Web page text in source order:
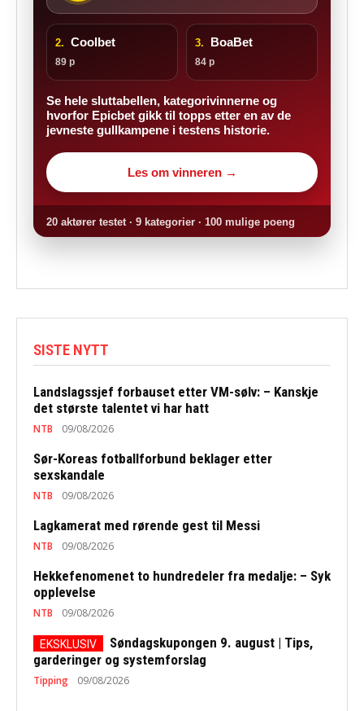
2. Coolbet
89 p
3. BoaBet
84 p
Se hele sluttabellen, kategorivinnerne og
hvorfor Epicbet gikk til topps etter en av de
jevneste gullkampene i testens historie.
Les om vinneren →
20 aktører testet · 9 kategorier · 100 mulige poeng
SISTE NYTT
Landslagssjef forbauset etter VM-sølv: – Kanskje
det største talentet vi har hatt
NTB 09/08/2026
Sør-Koreas fotballforbund beklager etter
sexskandale
NTB 09/08/2026
Lagkamerat med rørende gest til Messi
NTB 09/08/2026
Hekkefenomenet to hundredeler fra medalje: – Syk
opplevelse
NTB 09/08/2026
Søndagskupongen 9. august | Tips,
garderinger og systemforslag
Tipping 09/08/2026